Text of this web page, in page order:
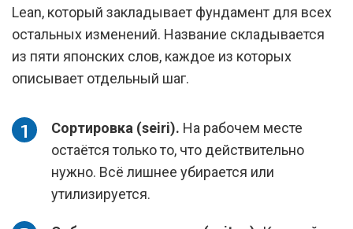
Lean, который закладывает фундамент для всех
остальных изменений. Название складывается
из пяти японских слов, каждое из которых
описывает отдельный шаг.
Сортировка (seiri). На рабочем месте
остаётся только то, что действительно
нужно. Всё лишнее убирается или
утилизируется.